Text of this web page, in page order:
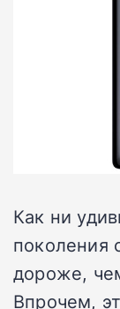
Как ни
поколения
дороже,
Впрочем,